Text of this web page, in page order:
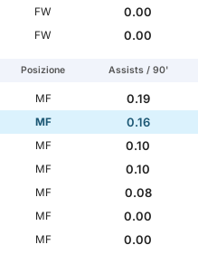
FW
0.00
FW 0.00
Posizione Assists / 90'
MF
0.19
MF
0.16
MF
0.10
MF
0.10
MF
0.08
MF
0.00
MF
0.00